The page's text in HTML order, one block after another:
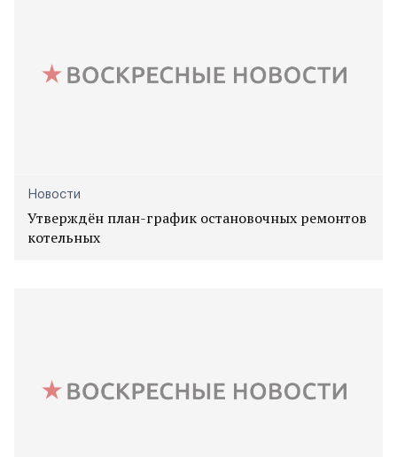
Новости
Утверждён план-график остановочных ремонтов
котельных